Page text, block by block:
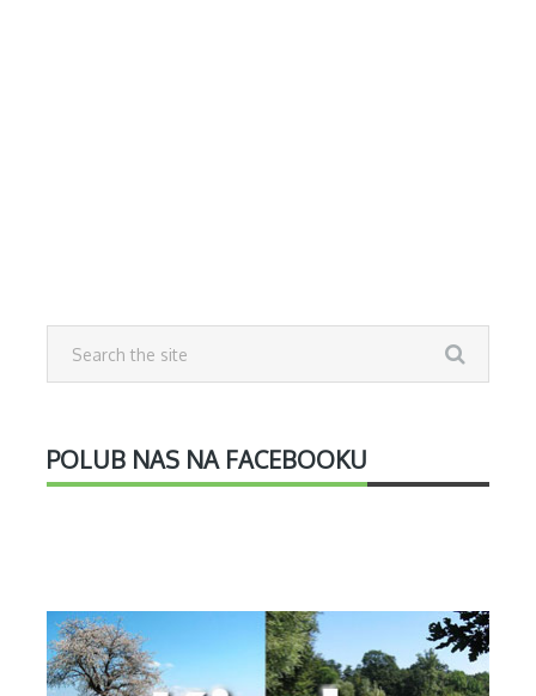
POLUB NAS NA FACEBOOKU